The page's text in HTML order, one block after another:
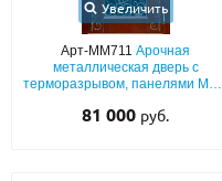
Увеличить
Арт-ММ711Арочная
металлическая дверь с
терморазрывом, панелями МДФ
стеклопакетом
81 000 руб.